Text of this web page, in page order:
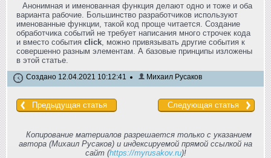
Анонимная и именованная функция делают одно и тоже и оба
варианта рабочие. Большинство разработчиков используют
именованные функции, такой код проще читается. Создание
обработчика событий не требует написания много строчек кода
и вместо события click , можно привязывать другие события к
совершенно разным элементам. А базовые принципы изложены
в этой статье.
Создано 12.04.2021 10:12:41 Михаил Русаков
Предыдущая статья Следующая статья
Копирование материалов разрешается только с указанием
автора (Михаил Русаков) и индексируемой прямой ссылкой на
сайт (https://myrusakov.ru)!